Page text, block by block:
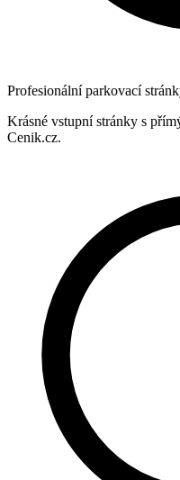
Profesionální parkovací
Krásné vstupní stránky s
Cenik.cz.